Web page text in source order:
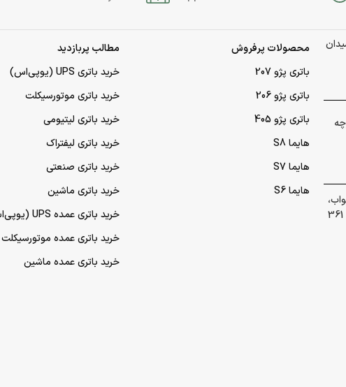
محصولات پرفروش
باتری پژو 207
باتری پژو 206
باتری پژو 405
هایما S8
هایما S7
هایما S6
مطالب پربازدید
خرید باتری UPS (یو‌پی‌اس)
خرید باتری موتورسیکلت
خرید باتری لیتیومی
خرید باتری لیفتراک
خرید باتری صنعتی
خرید باتری ماشین
خرید باتری عمده UPS (یو‌پی‌اس)
خرید باتری عمده موتورسیکلت
خرید باتری عمده ماشین